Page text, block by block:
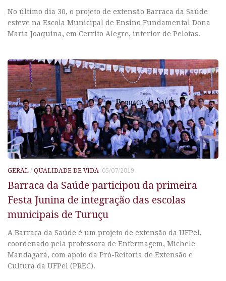
No último dia 30, o projeto de extensão Barraca da Saúde
esteve na Escola Municipal de Ensino Fundamental Dona
Maria Joaquina, em Cerrito Alegre, interior de Pelotas.
GERAL / QUALIDADE DE VIDA 05/07/2019
Barraca da Saúde participou da primeira
Festa Junina de integração das escolas
municipais de Turuçu
A Barraca da Saúde é um projeto de extensão da UFPel,
coordenado pela professora de Enfermagem, Michele
Mandagará, com apoio da Pró-Reitoria de Extensão e
Cultura da UFPel (PREC).